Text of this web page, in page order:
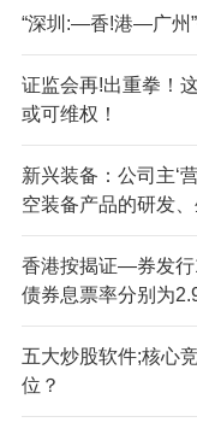
“深圳:—香!港—广州
证监会再!出重拳！
或可维权！
新兴装备：公司主‘
空装备产品的研发
香港按揭证—券发行
债券息票率分别为
五大炒股软件;核心
位？